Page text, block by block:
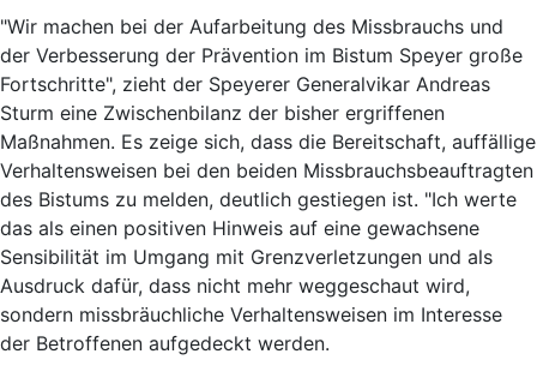
"Wir machen bei der Aufarbeitung des Missbrauchs und
der Verbesserung der Prävention im Bistum Speyer große
Fortschritte", zieht der Speyerer Generalvikar Andreas
Sturm eine Zwischenbilanz der bisher ergriffenen
Maßnahmen. Es zeige sich, dass die Bereitschaft, auffällige
Verhaltensweisen bei den beiden Missbrauchsbeauftragten
des Bistums zu melden, deutlich gestiegen ist. "Ich werte
das als einen positiven Hinweis auf eine gewachsene
Sensibilität im Umgang mit Grenzverletzungen und als
Ausdruck dafür, dass nicht mehr weggeschaut wird,
sondern missbräuchliche Verhaltensweisen im Interesse
der Betroffenen aufgedeckt werden.